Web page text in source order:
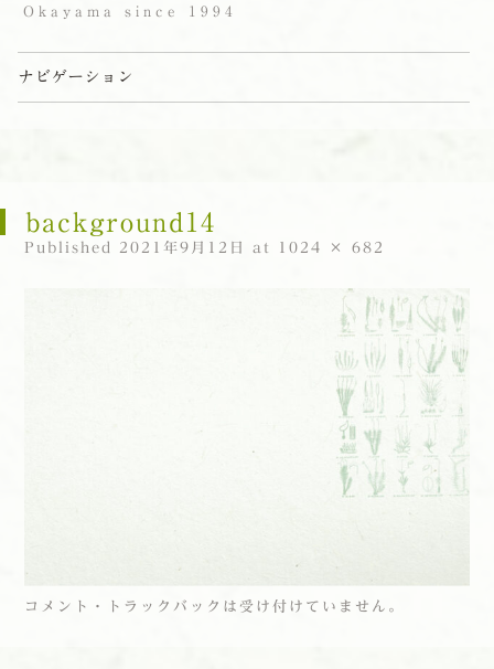
Okayama since 1994
ナビゲーション
background14
Published 2021年9月12日 at 1024 × 682
コメント・トラックバックは受け付けていません。